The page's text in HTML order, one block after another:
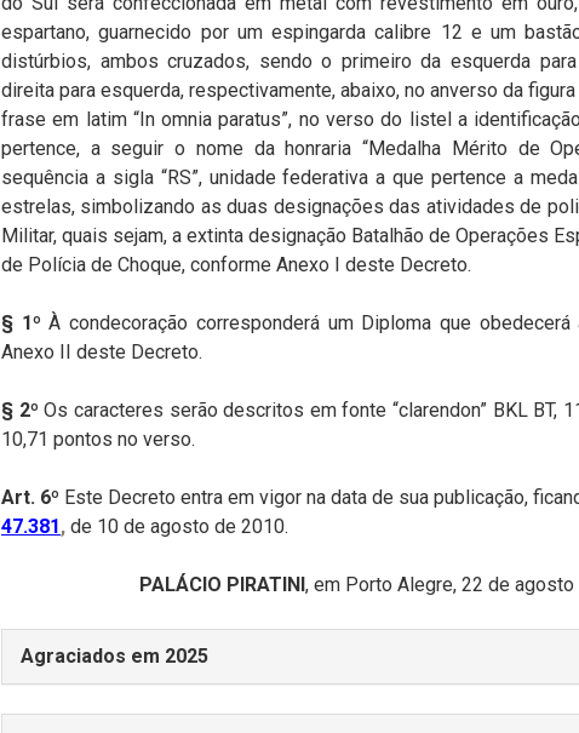
espartano, guarnecido por um espingarda calibre 12 e um
distúrbios, ambos cruzados, sendo o primeiro da esquerda
direita para esquerda, respectivamente, abaixo, no anverso da
frase em latim “In omnia paratus”, no verso do listel a
pertence, a seguir o nome da honraria “Medalha Mérito de
sequência a sigla “RS”, unidade federativa a que pertence a
estrelas, simbolizando as duas designações das atividades de
Militar, quais sejam, a extinta designação Batalhão de Operações
de Polícia de Choque, conforme Anexo I deste Decreto.
§ 1º À condecoração corresponderá um Diploma que
Anexo II deste Decreto.
§ 2ºOs caracteres serão descritos em fonte “clarendon” BKL BT,
10,71 pontos no verso.
Art. 6º Este Decreto entra em vigor na data de sua publicação,
47.381, de 10 de agosto de 2010.
PALÁCIO PIRATINI, em Porto Alegre, 22 de agosto
Agraciados em 2025